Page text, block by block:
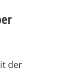
der